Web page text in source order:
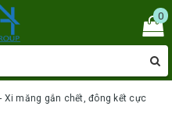
0
Xi măng gắn chết, đông kết cực